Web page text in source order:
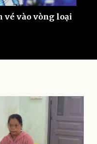
trường
Giá vàng
Tiêu dùng
Tỷ giá
Chứng khoán
vé vào vòng loại